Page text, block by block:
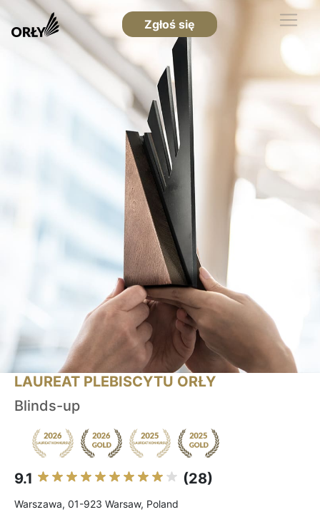
Zgłoś się
LAUREAT PLEBISCYTU ORŁY
Blinds-up
9.1 (28)
Warszawa, 01-923 Warsaw, Poland